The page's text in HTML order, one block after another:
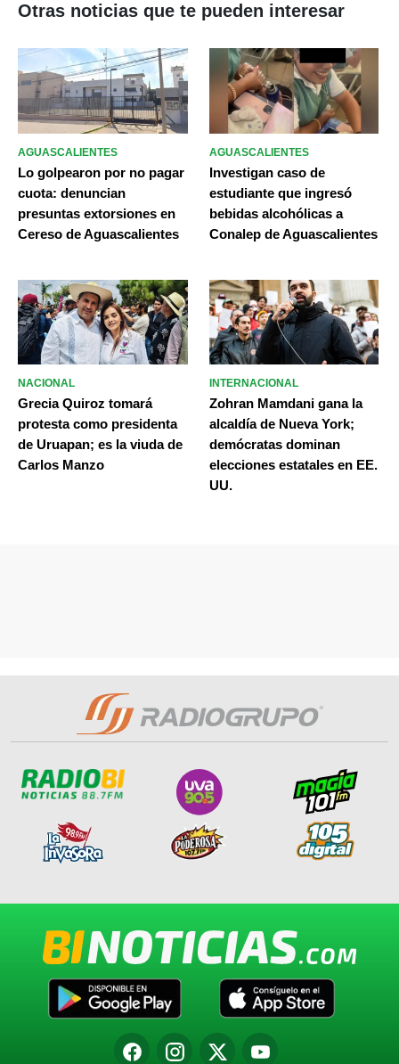
Otras noticias que te pueden interesar
AGUASCALIENTES
Lo golpearon por no pagar
cuota: denuncian
presuntas extorsiones en
Cereso de Aguascalientes
AGUASCALIENTES
Investigan caso de
estudiante que ingresó
bebidas alcohólicas a
Conalep de Aguascalientes
NACIONAL
Grecia Quiroz tomará
protesta como presidenta
de Uruapan; es la viuda de
Carlos Manzo
INTERNACIONAL
Zohran Mamdani gana la
alcaldía de Nueva York;
demócratas dominan
elecciones estatales en EE.
UU.